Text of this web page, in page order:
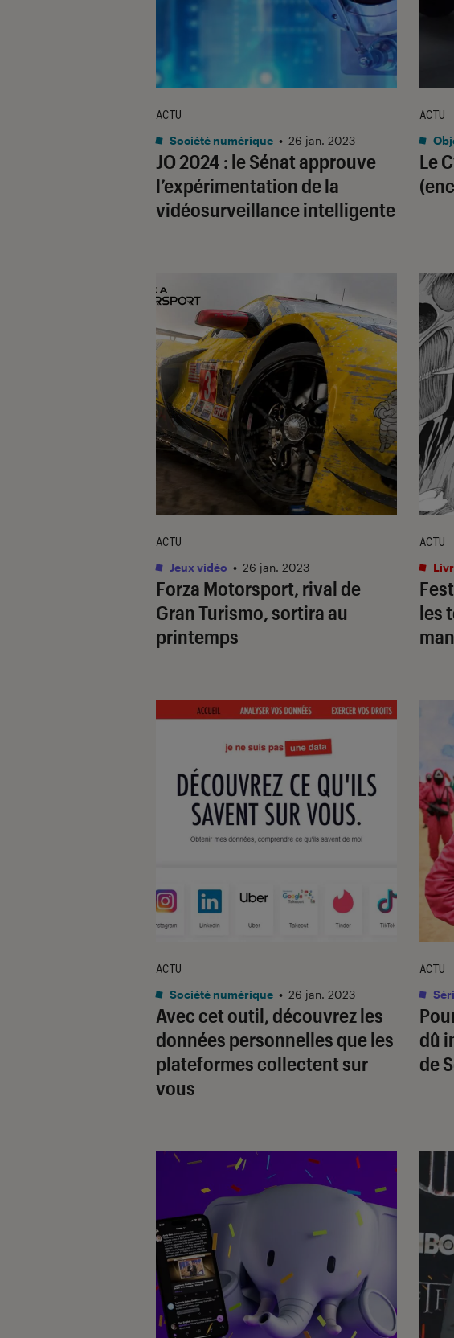
JO 2024 : le Sénat approuve
l’expérimentation de la
vidéosurveillance intelligente
ACTU
Société numérique • 26 jan. 2023
Le
ACTU
Forza Motorsport, rival de
Gran Turismo, sortira au
printemps
ACTU
Jeux vidéo • 26 jan. 2023
les
ACTU
Avec cet outil, découvrez les
données personnelles que les
plateformes collectent sur
vous
ACTU
Société numérique • 26 jan. 2023
dû
de
ACTU